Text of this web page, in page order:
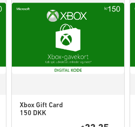
ดูคู่มือสั้น ๆ ด้
• เลือกวิธีชำ
Xbox Gift Card
150 DKK